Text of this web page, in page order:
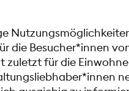
die Besucher*innen
zuletzt für die